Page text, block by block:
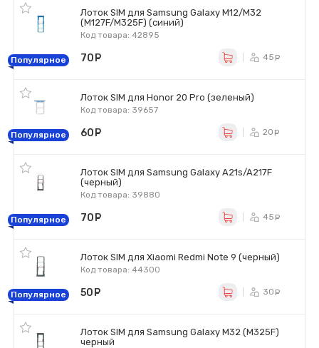
Лоток SIM для Samsung Galaxy M12/M32
(M127F/M325F) (синий)
Код товара: 42895
Популярное 70 45
Лоток SIM для Honor 20 Pro (зеленый)
Код товара: 39657
Популярное 60 20
Лоток SIM для Samsung Galaxy A21s/A217F
(черный)
Код товара: 39880
Популярное 70 45
Лоток SIM для Xiaomi Redmi Note 9 (черный)
Код товара: 44300
Популярное 50 30
Лоток SIM для Samsung Galaxy M32 (M325F)
черный